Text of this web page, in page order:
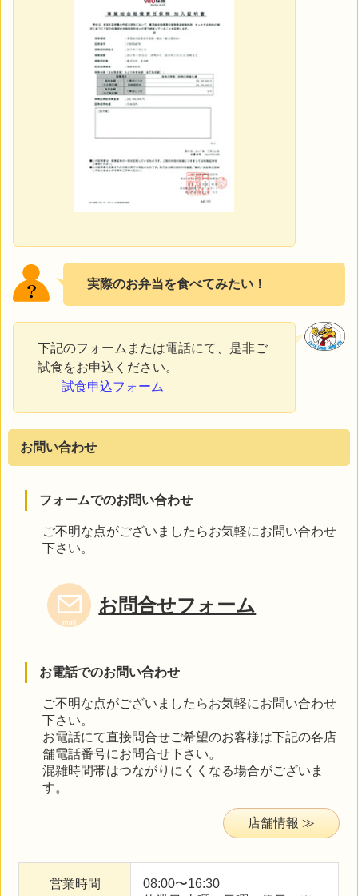
実際のお弁当を食べてみたい！
下記のフォームまたは電話にて、是非ご
試食をお申込ください。
試食申込フォーム
お問い合わせ
フォームでのお問い合わせ
ご不明な点がございましたらお気軽にお問い合わせ
下さい。
お問合せフォーム
お電話でのお問い合わせ
ご不明な点がございましたらお気軽にお問い合わせ
下さい。
お電話にて直接問合せご希望のお客様は下記の各店
舗電話番号にお問合せ下さい。
混雑時間帯はつながりにくくなる場合がございま
す。
店舗情報
営業時間
08:00〜16:30